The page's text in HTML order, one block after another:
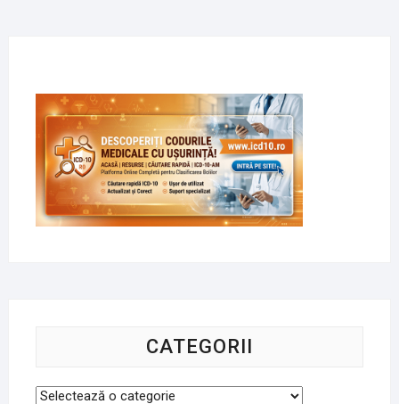
CATEGORII
Categorii